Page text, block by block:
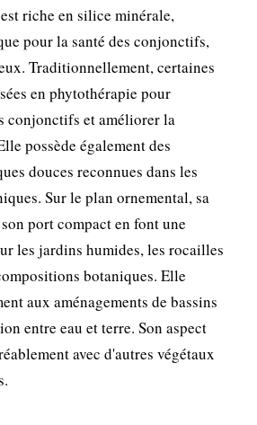
riche en silice minérale,
pour la santé des conjonctifs,
Traditionnellement, certaines
en phytothérapie pour
conjonctifs et améliorer la
possède également des
douces reconnues dans les
Sur le plan ornemental, sa
port compact en font une
les jardins humides, les rocailles
botaniques. Elle
aux aménagements de bassins
entre eau et terre. Son aspect
avec d'autres végétaux